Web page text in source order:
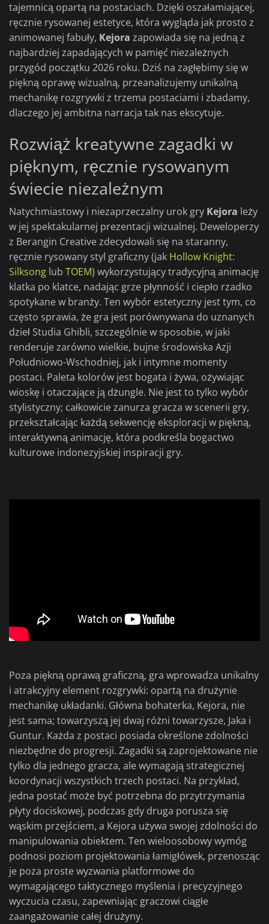
tajemnicą opartą na postaciach. Dzięki oszałamiającej,
ręcznie rysowanej estetyce, która wygląda jak prosto z
animowanej fabuły, Kejora zapowiada się na jedną z
najbardziej zapadających w pamięć niezależnych
przygód początku 2026 roku. Dziś na zagłębimy się w
piękną oprawę wizualną, przeanalizujemy unikalną
mechanikę rozgrywki z trzema postaciami i zbadamy,
dlaczego jej ambitna narracja tak nas ekscytuje.
Rozwiąż kreatywne zagadki w
pięknym, ręcznie rysowanym
świecie niezależnym
Natychmiastowy i niezaprzeczalny urok gry Kejora leży
w jej spektakularnej prezentacji wizualnej. Deweloperzy
z Berangin Creative zdecydowali się na staranny,
ręcznie rysowany styl graficzny (jak Hollow Knight:
Silksong lub TOEM) wykorzystujący tradycyjną animację
klatka po klatce, nadając grze płynność i ciepło rzadko
spotykane w branży. Ten wybór estetyczny jest tym, co
często sprawia, że gra jest porównywana do uznanych
dzieł Studia Ghibli, szczególnie w sposobie, w jaki
renderuje zarówno wielkie, bujne środowiska Azji
Południowo-Wschodniej, jak i intymne momenty
postaci. Paleta kolorów jest bogata i żywa, ożywiając
wioskę i otaczające ją dżungle. Nie jest to tylko wybór
stylistyczny; całkowicie zanurza gracza w scenerii gry,
przekształcając każdą sekwencję eksploracji w piękną,
interaktywną animację, która podkreśla bogactwo
kulturowe indonezyjskiej inspiracji gry.
Poza piękną oprawą graficzną, gra wprowadza unikalny
i atrakcyjny element rozgrywki: opartą na drużynie
mechanikę układanki. Główna bohaterka, Kejora, nie
jest sama; towarzyszą jej dwaj różni towarzysze, Jaka i
Guntur. Każda z postaci posiada określone zdolności
niezbędne do progresji. Zagadki są zaprojektowane nie
tylko dla jednego gracza, ale wymagają strategicznej
koordynacji wszystkich trzech postaci. Na przykład,
jedna postać może być potrzebna do przytrzymania
płyty dociskowej, podczas gdy druga porusza się
wąskim przejściem, a Kejora używa swojej zdolności do
manipulowania obiektem. Ten wieloosobowy wymóg
podnosi poziom projektowania łamigłówek, przenosząc
je poza proste wyzwania platformowe do
wymagającego taktycznego myślenia i precyzyjnego
wyczucia czasu, zapewniając graczowi ciągłe
zaangażowanie całej drużyny.